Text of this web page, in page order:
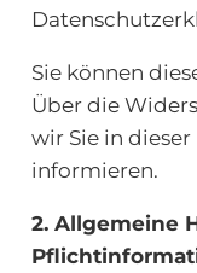
Sie können
Über die
wir Sie in
informieren.
2. Allgemeine